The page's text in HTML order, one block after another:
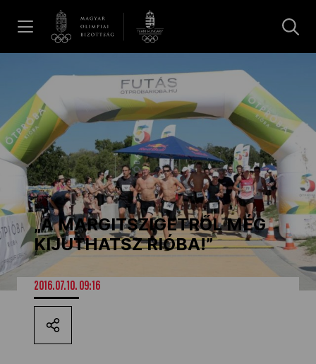
Hírek
Galéria
Dakar 2026
Los Angeles 2028
MOB
Kettőskarrier-program
„A MARGITSZIGETRŐL MÉG
KIJUTHATSZ RIÓBA!”
2016.07.10. 09:16